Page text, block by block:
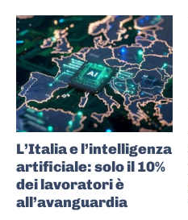
L’Italia e l’intelligenza
artificiale: solo il 10%
dei lavoratori è
all’avanguardia